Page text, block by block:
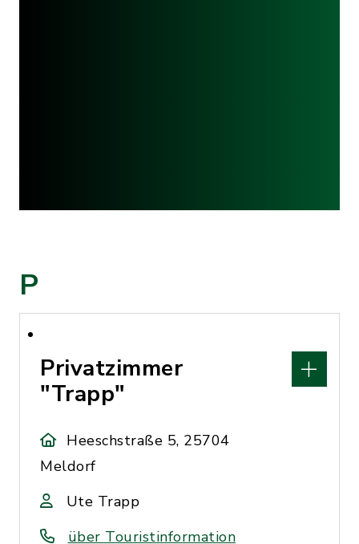
P
Privatzimmer
"Trapp"
Heeschstraße 5, 25704
Meldorf
Ute Trapp
über Touristinformation